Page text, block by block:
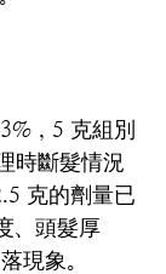
， 5 克組別
時斷髮情況
克的劑量已
、頭髮厚
現象。